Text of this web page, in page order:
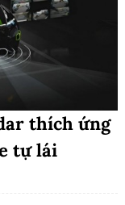
thích ứng
tự lái